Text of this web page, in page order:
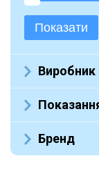
Показати
Виробник
Не указан
Бренд